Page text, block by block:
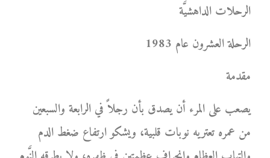
الرحلات الداهشيَّة
الرحلة العشرون عام 1983
مقدمة
يصعب على المرء أن يصدق بأن رجلاً في الرابعة والسبعين
من عمره تعتريه نوبات قلبية، ويشكو ارتفاع ضغط الدم